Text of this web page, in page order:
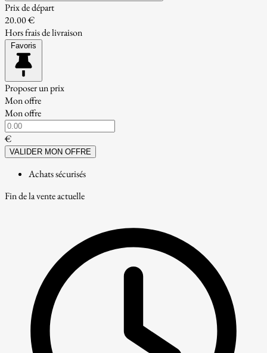
Prix de départ
20.00 €
Hors frais de livraison
Favoris
Proposer un prix
Mon offre
Mon offre
€
VALIDER MON OFFRE
Achats sécurisés
Fin de la vente actuelle